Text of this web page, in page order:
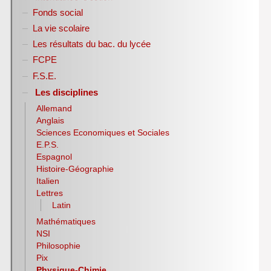
Stage des élèves de seconde
Restauration scolaire
Bourses nationales
Année scolaire 2017-2018
Année scolaire 2018-2019
Année scolaire 2019-2020
Fonds social
La vie scolaire
Les résultats du bac. du lycée
FCPE
F.S.E.
Les disciplines
Allemand
Anglais
Sciences Economiques et Sociales
E.P.S.
Espagnol
Histoire-Géographie
Italien
Lettres
Latin
Mathématiques
NSI
Philosophie
Pix